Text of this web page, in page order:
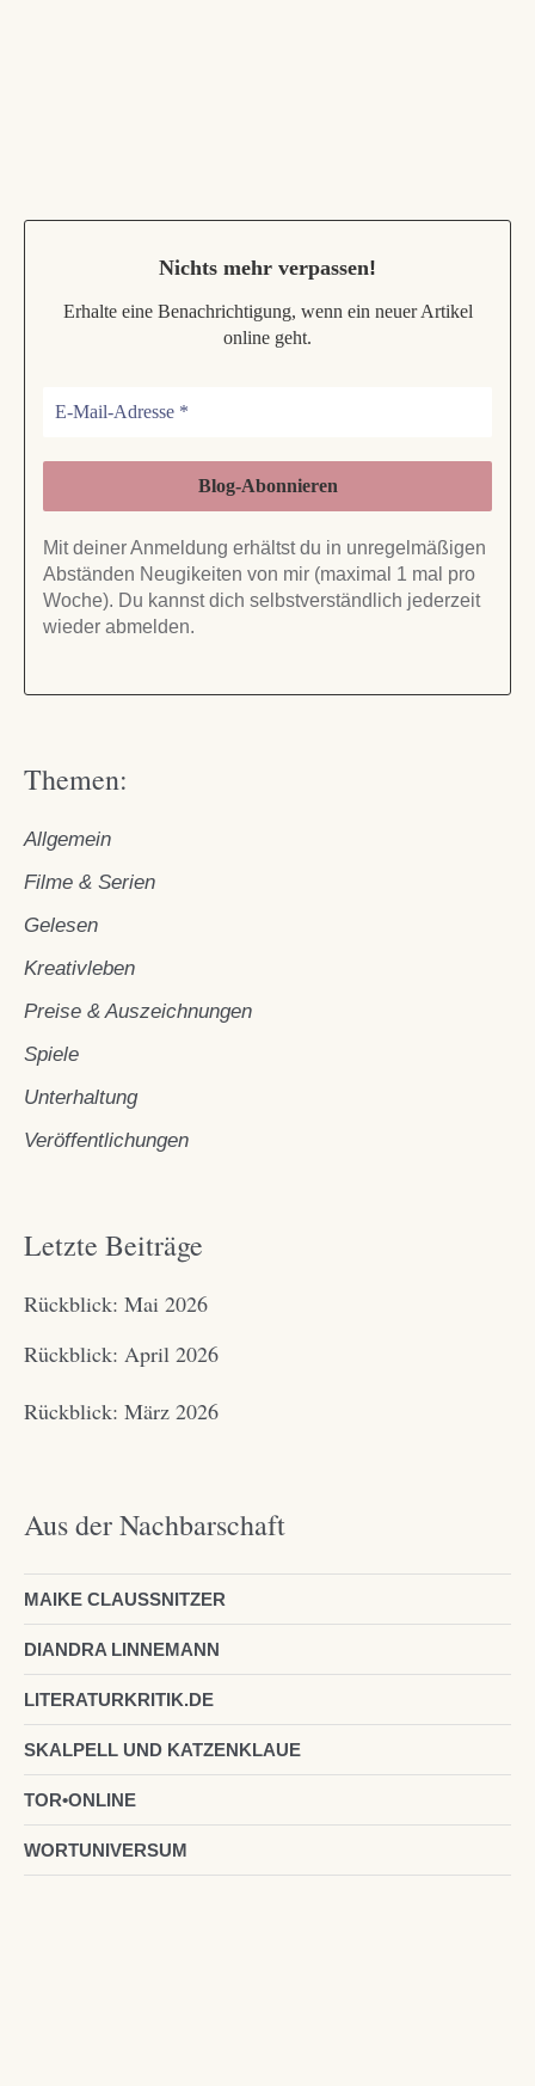
Nichts mehr verpassen!
Erhalte eine Benachrichtigung, wenn ein neuer Artikel
online geht.
Mit deiner Anmeldung erhältst du in unregelmäßigen
Abständen Neugikeiten von mir (maximal 1 mal pro
Woche). Du kannst dich selbstverständlich jederzeit
wieder abmelden.
Themen:
Allgemein
Filme & Serien
Gelesen
Kreativleben
Preise & Auszeichnungen
Spiele
Unterhaltung
Veröffentlichungen
Letzte Beiträge
Rückblick: Mai 2026
Rückblick: April 2026
Rückblick: März 2026
Aus der Nachbarschaft
MAIKE CLAUSSNITZER
DIANDRA LINNEMANN
LITERATURKRITIK.DE
SKALPELL UND KATZENKLAUE
TOR•ONLINE
WORTUNIVERSUM